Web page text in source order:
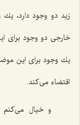
زید دو وجود دارد،
خارجى دو وجود براى
یك وجود براى این
اقتضاء مى‌كند.
و خیال